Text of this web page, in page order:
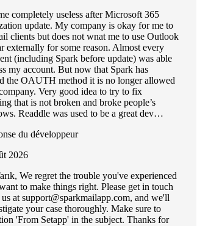
completely useless after Microsoft 365
update. My company is okay for me to
clients but does not wnat me to use Outlook
externally for some reason. Almost every
(including Spark before update) was able
my account. But now that Spark has
the OAUTH method it is no longer allowed
Very good idea to try to fix
that is not broken and broke people’s
Readdle was used to be a great dev…
du développeur
2026
We regret the trouble you've experienced
to make things right. Please get in touch
at support@sparkmailapp.com, and we'll
your case thoroughly. Make sure to
'From Setapp' in the subject. Thanks for